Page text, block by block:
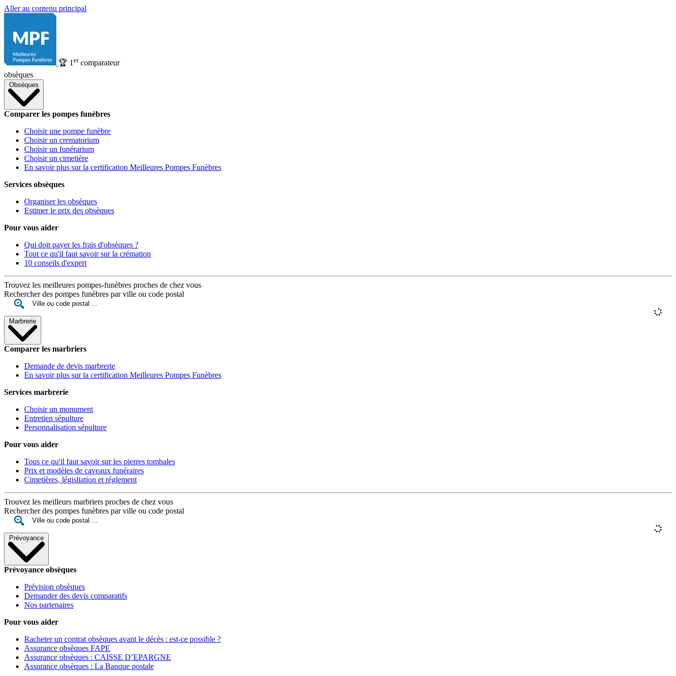
Aller au contenu principal
🏆 1 ercomparateur
obsèques
Obsèques
Comparer les pompes funèbres
Choisir une pompe funèbre
Choisir un crematorium
Choisir un funérarium
Choisir un cimetière
En savoir plus sur la certification Meilleures Pompes Funèbres
Services obsèques
Organiser les obsèques
Estimer le prix des obsèques
Pour vous aider
Qui doit payer les frais d'obsèques ?
Tout ce qu'il faut savoir sur la crémation
10 conseils d'expert
Trouvez les meilleures pompes-funèbres proches de chez vous
Rechercher des pompes funèbres par ville ou code postal
Marbrerie
Comparer les marbriers
Demande de devis marbrerie
En savoir plus sur la certification Meilleures Pompes Funèbres
Services marbrerie
Choisir un monument
Entretien sépulture
Personnalisation sépulture
Pour vous aider
Tous ce qu'il faut savoir sur les pierres tombales
Prix et modèles de caveaux funéraires
Cimetières, législiation et réglement
Trouvez les meilleurs marbriers proches de chez vous
Rechercher des pompes funèbres par ville ou code postal
Prévoyance
Prévoyance obsèques
Prévision obsèques
Demander des devis comparatifs
Nos partenaires
Pour vous aider
Racheter un contrat obsèques avant le décès : est-ce possible ?
Assurance obsèques FAPE
Assurance obsèques : CAISSE D’EPARGNE
Assurance obsèques : La Banque postale